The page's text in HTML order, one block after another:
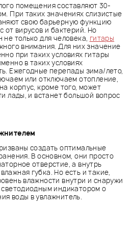
помещения составляют 30-
При таких значениях слизистые
свою барьерную функцию
от вирусов и бактерий. Но
только для человека, гитары
внимания. Для них значение
при таких условиях гитары
в таких условиях
Ежегодные перепады зима/лето,
или отключаем отопление,
корпус, кроме того, может
лады, и встанет большой вопрос
создать оптимальные
В основном, они просто
отверстие, а внутрь
губка. Но есть и такие,
влажности внутри и снаружи
индикатором о
воды в увлажнитель.